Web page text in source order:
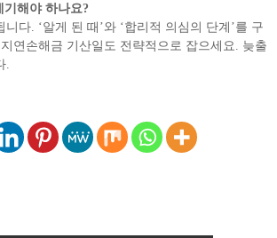
해야 하나요?
다. ‘알게 된 때’와 ‘합리적 의심의 단계’를 구
연손해금 기산일도 전략적으로 잡으세요. 늦출
.